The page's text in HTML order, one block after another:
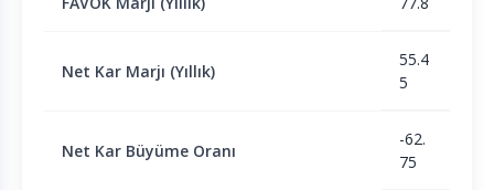
Net Kar Marjı (Yıllık)
55.4
5
Net Kar Büyüme Oranı
-62.
75